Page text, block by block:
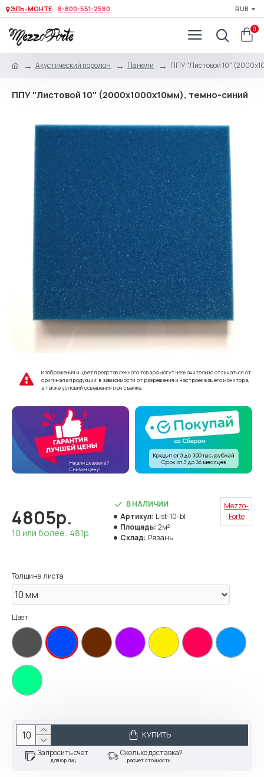
ЭЛЬ-МОНТЕ 8-800-551-2580 RUB
0
Акустический поролон Панели ППУ "Листовой 10"
ППУ "Листовой 10" (2000х1000x10мм), темно-синий
Изображения и цвет представленного товара могут незначительно отличаться от
оригинала продукции, в зависимости от разрешения и настроек вашего монитора,
а также условий освещения при съемке.
4805р.
10 или более: 481р.
В НАЛИЧИИ
Артикул: List-10-bl
Площадь: 2м²
Склад: Рязань
Mezzo-
Forte
Толщина листа
Цвет
КУПИТЬ
Запросить счет
для юр.лиц
Сколько доставка?
расчет стоимости